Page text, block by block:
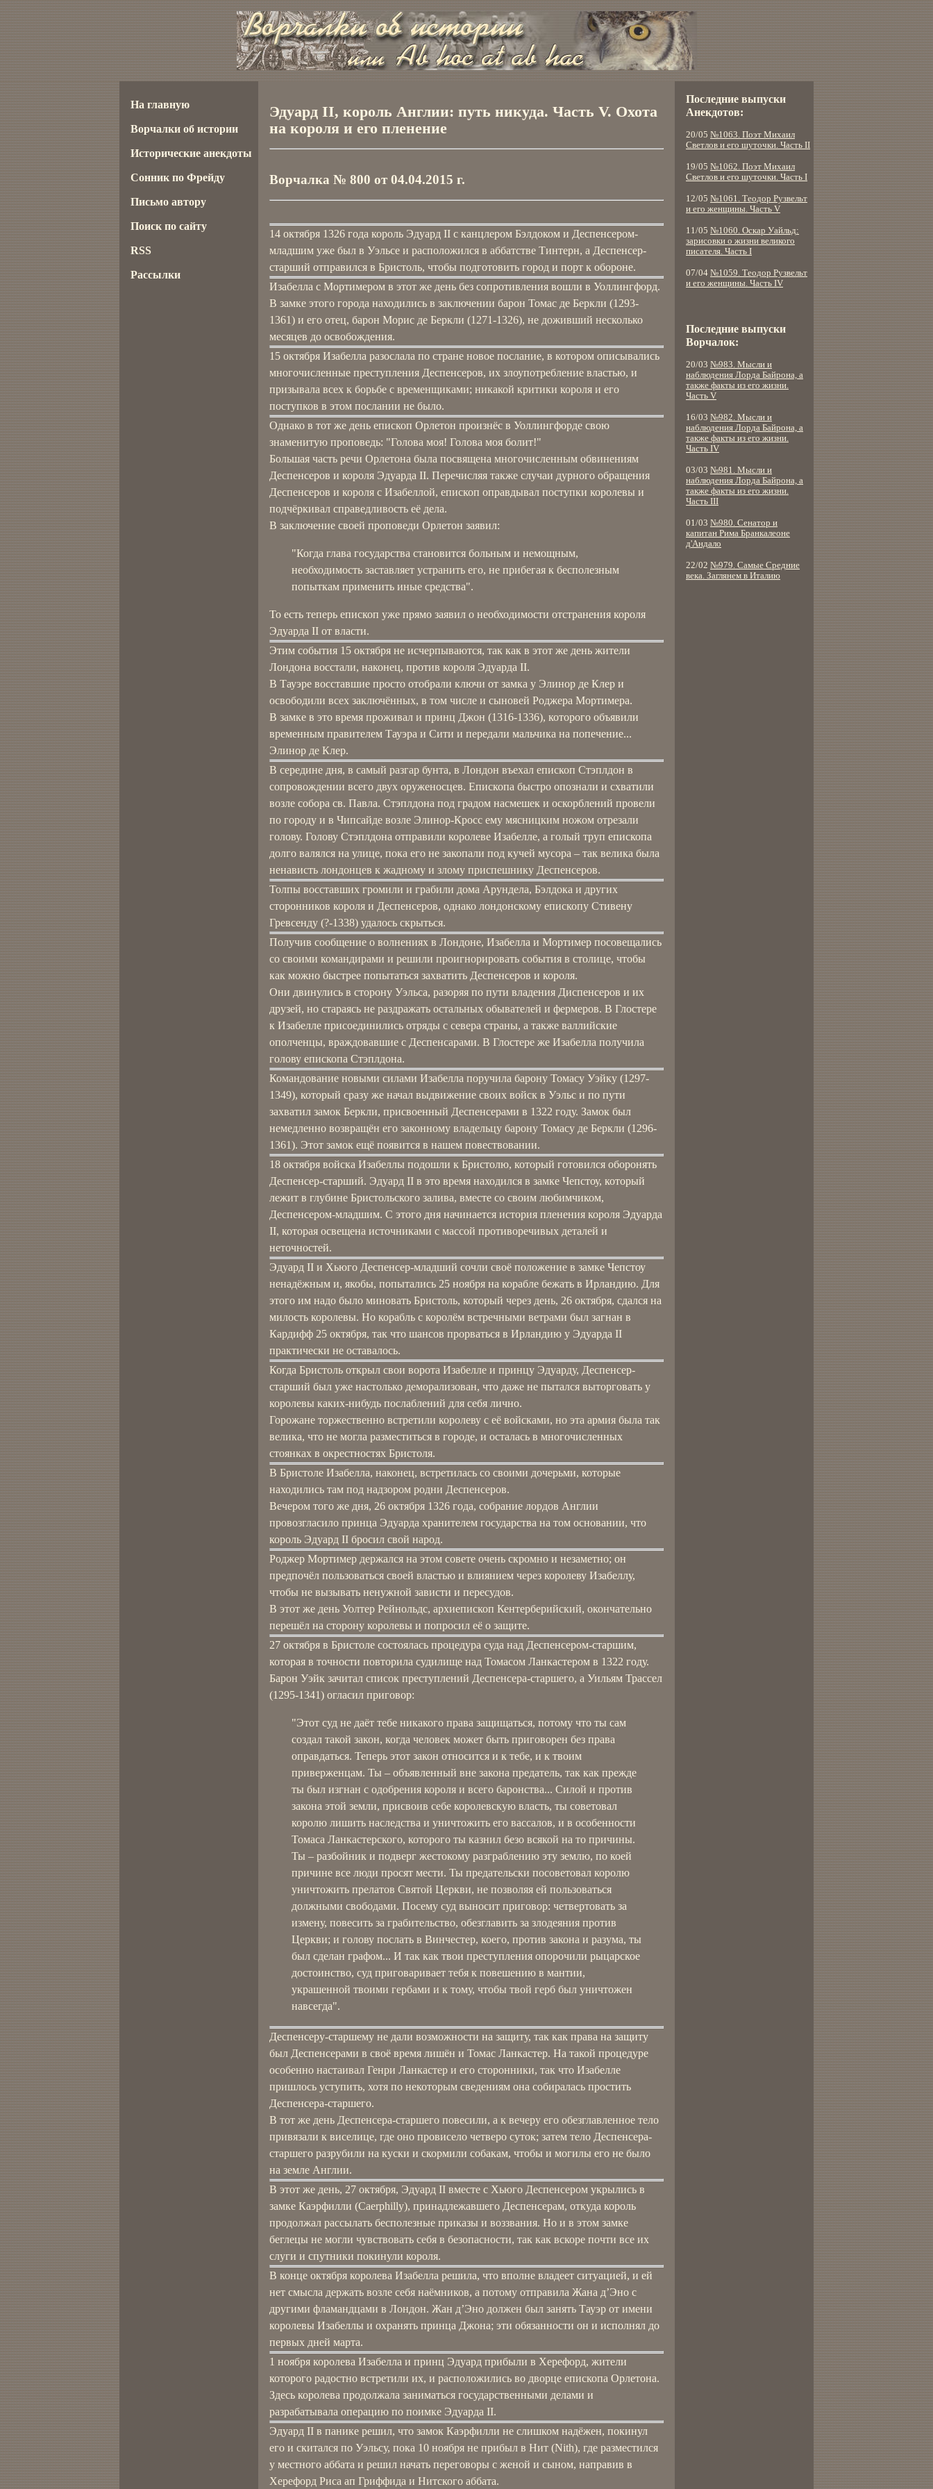
Эдуард II, король Англии: путь никуда. Часть V. Охота
на короля и его пленение
Ворчалка № 800 от 04.04.2015 г.
14 октября 1326 года король Эдуард II с канцлером Бэлдоком и Деспенсером-
младшим уже был в Уэльсе и расположился в аббатстве Тинтерн, а Деспенсер-
старший отправился в Бристоль, чтобы подготовить город и порт к обороне.
Изабелла с Мортимером в этот же день без сопротивления вошли в Уоллингфорд.
В замке этого города находились в заключении барон Томас де Беркли (1293-
1361) и его отец, барон Морис де Беркли (1271-1326), не доживший несколько
месяцев до освобождения.
15 октября Изабелла разослала по стране новое послание, в котором описывались
многочисленные преступления Деспенсеров, их злоупотребление властью, и
призывала всех к борьбе с временщиками; никакой критики короля и его
поступков в этом послании не было.
Однако в тот же день епископ Орлетон произнёс в Уоллингфорде свою
знаменитую проповедь: "Голова моя! Голова моя болит!"
Большая часть речи Орлетона была посвящена многочисленным обвинениям
Деспенсеров и короля Эдуарда II. Перечисляя также случаи дурного обращения
Деспенсеров и короля с Изабеллой, епископ оправдывал поступки королевы и
подчёркивал справедливость её дела.
В заключение своей проповеди Орлетон заявил:
"Когда глава государства становится больным и немощным,
необходимость заставляет устранить его, не прибегая к бесполезным
попыткам применить иные средства".
То есть теперь епископ уже прямо заявил о необходимости отстранения короля
Эдуарда II от власти.
Этим события 15 октября не исчерпываются, так как в этот же день жители
Лондона восстали, наконец, против короля Эдуарда II.
В Тауэре восставшие просто отобрали ключи от замка у Элинор де Клер и
освободили всех заключённых, в том числе и сыновей Роджера Мортимера.
В замке в это время проживал и принц Джон (1316-1336), которого объявили
временным правителем Тауэра и Сити и передали мальчика на попечение...
Элинор де Клер.
В середине дня, в самый разгар бунта, в Лондон въехал епископ Стэплдон в
сопровождении всего двух оруженосцев. Епископа быстро опознали и схватили
возле собора св. Павла. Стэплдона под градом насмешек и оскорблений провели
по городу и в Чипсайде возле Элинор-Кросс ему мясницким ножом отрезали
голову. Голову Стэплдона отправили королеве Изабелле, а голый труп епископа
долго валялся на улице, пока его не закопали под кучей мусора – так велика была
ненависть лондонцев к жадному и злому приспешнику Деспенсеров.
Толпы восставших громили и грабили дома Арундела, Бэлдока и других
сторонников короля и Деспенсеров, однако лондонскому епископу Стивену
Гревсенду (?-1338) удалось скрыться.
Получив сообщение о волнениях в Лондоне, Изабелла и Мортимер посовещались
со своими командирами и решили проигнорировать события в столице, чтобы
как можно быстрее попытаться захватить Деспенсеров и короля.
Они двинулись в сторону Уэльса, разоряя по пути владения Диспенсеров и их
друзей, но стараясь не раздражать остальных обывателей и фермеров. В Глостере
к Изабелле присоединились отряды с севера страны, а также валлийские
ополченцы, враждовавшие с Деспенсарами. В Глостере же Изабелла получила
голову епископа Стэплдона.
Командование новыми силами Изабелла поручила барону Томасу Уэйку (1297-
1349), который сразу же начал выдвижение своих войск в Уэльс и по пути
захватил замок Беркли, присвоенный Деспенсерами в 1322 году. Замок был
немедленно возвращён его законному владельцу барону Томасу де Беркли (1296-
1361). Этот замок ещё появится в нашем повествовании.
18 октября войска Изабеллы подошли к Бристолю, который готовился оборонять
Деспенсер-старший. Эдуард II в это время находился в замке Чепстоу, который
лежит в глубине Бристольского залива, вместе со своим любимчиком,
Деспенсером-младшим. С этого дня начинается история пленения короля Эдуарда
II, которая освещена источниками с массой противоречивых деталей и
неточностей.
Эдуард II и Хьюго Деспенсер-младший сочли своё положение в замке Чепстоу
ненадёжным и, якобы, попытались 25 ноября на корабле бежать в Ирландию. Для
этого им надо было миновать Бристоль, который через день, 26 октября, сдался на
милость королевы. Но корабль с королём встречными ветрами был загнан в
Кардифф 25 октября, так что шансов прорваться в Ирландию у Эдуарда II
практически не оставалось.
Когда Бристоль открыл свои ворота Изабелле и принцу Эдуарду, Деспенсер-
старший был уже настолько деморализован, что даже не пытался выторговать у
королевы каких-нибудь послаблений для себя лично.
Горожане торжественно встретили королеву с её войсками, но эта армия была так
велика, что не могла разместиться в городе, и осталась в многочисленных
стоянках в окрестностях Бристоля.
В Бристоле Изабелла, наконец, встретилась со своими дочерьми, которые
находились там под надзором родни Деспенсеров.
Вечером того же дня, 26 октября 1326 года, собрание лордов Англии
провозгласило принца Эдуарда хранителем государства на том основании, что
король Эдуард II бросил свой народ.
Роджер Мортимер держался на этом совете очень скромно и незаметно; он
предпочёл пользоваться своей властью и влиянием через королеву Изабеллу,
чтобы не вызывать ненужной зависти и пересудов.
В этот же день Уолтер Рейнольдс, архиепископ Кентерберийский, окончательно
перешёл на сторону королевы и попросил её о защите.
27 октября в Бристоле состоялась процедура суда над Деспенсером-старшим,
которая в точности повторила судилище над Томасом Ланкастером в 1322 году.
Барон Уэйк зачитал список преступлений Деспенсера-старшего, а Уильям Трассел
(1295-1341) огласил приговор:
"Этот суд не даёт тебе никакого права защищаться, потому что ты сам
создал такой закон, когда человек может быть приговорен без права
оправдаться. Теперь этот закон относится и к тебе, и к твоим
приверженцам. Ты – объявленный вне закона предатель, так как прежде
ты был изгнан с одобрения короля и всего баронства... Силой и против
закона этой земли, присвоив себе королевскую власть, ты советовал
королю лишить наследства и уничтожить его вассалов, и в особенности
Томаса Ланкастерского, которого ты казнил безо всякой на то причины.
Ты – разбойник и подверг жестокому разграблению эту землю, по коей
причине все люди просят мести. Ты предательски посоветовал королю
уничтожить прелатов Святой Церкви, не позволяя ей пользоваться
должными свободами. Посему суд выносит приговор: четвертовать за
измену, повесить за грабительство, обезглавить за злодеяния против
Церкви; и голову послать в Винчестер, коего, против закона и разума, ты
был сделан графом... И так как твои преступления опорочили рыцарское
достоинство, суд приговаривает тебя к повешению в мантии,
украшенной твоими гербами и к тому, чтобы твой герб был уничтожен
навсегда".
Деспенсеру-старшему не дали возможности на защиту, так как права на защиту
был Деспенсерами в своё время лишён и Томас Ланкастер. На такой процедуре
особенно настаивал Генри Ланкастер и его сторонники, так что Изабелле
пришлось уступить, хотя по некоторым сведениям она собиралась простить
Деспенсера-старшего.
В тот же день Деспенсера-старшего повесили, а к вечеру его обезглавленное тело
привязали к виселице, где оно провисело четверо суток; затем тело Деспенсера-
старшего разрубили на куски и скормили собакам, чтобы и могилы его не было
на земле Англии.
В этот же день, 27 октября, Эдуард II вместе с Хьюго Деспенсером укрылись в
замке Каэрфилли (Caerphilly), принадлежавшего Деспенсерам, откуда король
продолжал рассылать бесполезные приказы и воззвания. Но и в этом замке
беглецы не могли чувствовать себя в безопасности, так как вскоре почти все их
слуги и спутники покинули короля.
В конце октября королева Изабелла решила, что вполне владеет ситуацией, и ей
нет смысла держать возле себя наёмников, а потому отправила Жана д’Эно с
другими фламандцами в Лондон. Жан д’Эно должен был занять Тауэр от имени
королевы Изабеллы и охранять принца Джона; эти обязанности он и исполнял до
первых дней марта.
1 ноября королева Изабелла и принц Эдуард прибыли в Херефорд, жители
которого радостно встретили их, и расположились во дворце епископа Орлетона.
Здесь королева продолжала заниматься государственными делами и
разрабатывала операцию по поимке Эдуарда II.
Эдуард II в панике решил, что замок Каэрфилли не слишком надёжен, покинул
его и скитался по Уэльсу, пока 10 ноября не прибыл в Нит (Nith), где разместился
у местного аббата и решил начать переговоры с женой и сыном, направив в
Херефорд Риса ап Гриффида и Нитского аббата.
На главную
Ворчалки об истории
Исторические анекдоты
Сонник по Фрейду
Письмо автору
Поиск по сайту
RSS
Рассылки
Последние выпуски
Анекдотов:
20/05 №1063. Поэт Михаил
Светлов и его шуточки. Часть II
19/05 №1062. Поэт Михаил
Светлов и его шуточки. Часть I
12/05 №1061. Теодор Рузвельт
и его женщины. Часть V
11/05 №1060. Оскар Уайльд:
зарисовки о жизни великого
писателя. Часть I
07/04 №1059. Теодор Рузвельт
и его женщины. Часть IV
Последние выпуски
Ворчалок:
20/03 №983. Мысли и
наблюдения Лорда Байрона, а
также факты из его жизни.
Часть V
16/03 №982. Мысли и
наблюдения Лорда Байрона, а
также факты из его жизни.
Часть IV
03/03 №981. Мысли и
наблюдения Лорда Байрона, а
также факты из его жизни.
Часть III
01/03 №980. Сенатор и
капитан Рима Бранкалеоне
д'Андало
22/02 №979. Самые Средние
века. Заглянем в Италию